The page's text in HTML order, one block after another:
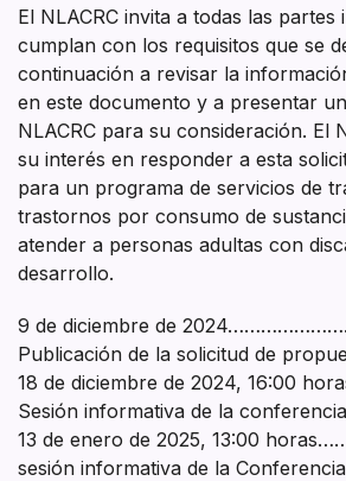
El NLACRC invita a todas las partes
cumplan con los requisitos que se
continuación a revisar la
en este documento y a presentar
NLACRC para su consideración. El
su interés en responder a esta
para un programa de servicios de
trastornos por consumo de
atender a personas adultas con
desarrollo.
9 de diciembre de
Publicación de la solicitud de
18 de diciembre de 2024, 16:00
Sesión informativa de la
13 de enero de 2025, 13:00
sesión informativa de la